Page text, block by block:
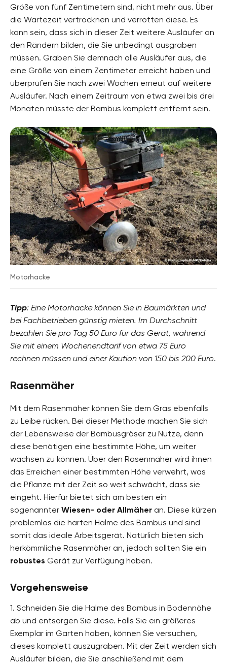
Größe von fünf Zentimetern sind, nicht mehr aus. Über
die Wartezeit vertrocknen und verrotten diese. Es
kann sein, dass sich in dieser Zeit weitere Ausläufer an
den Rändern bilden, die Sie unbedingt ausgraben
müssen. Graben Sie demnach alle Ausläufer aus, die
eine Größe von einem Zentimeter erreicht haben und
überprüfen Sie nach zwei Wochen erneut auf weitere
Ausläufer. Nach einem Zeitraum von etwa zwei bis drei
Monaten müsste der Bambus komplett entfernt sein.
Motorhacke
Tipp: Eine Motorhacke können Sie in Baumärkten und
bei Fachbetrieben günstig mieten. Im Durchschnitt
bezahlen Sie pro Tag 50 Euro für das Gerät, während
Sie mit einem Wochenendtarif von etwa 75 Euro
rechnen müssen und einer Kaution von 150 bis 200 Euro.
Rasenmäher
Mit dem Rasenmäher können Sie dem Gras ebenfalls
zu Leibe rücken. Bei dieser Methode machen Sie sich
der Lebensweise der Bambusgräser zu Nutze, denn
diese benötigen eine bestimmte Höhe, um weiter
wachsen zu können. Über den Rasenmäher wird ihnen
das Erreichen einer bestimmten Höhe verwehrt, was
die Pflanze mit der Zeit so weit schwächt, dass sie
eingeht. Hierfür bietet sich am besten ein
sogenannter Wiesen- oder Allmäher an. Diese kürzen
problemlos die harten Halme des Bambus und sind
somit das ideale Arbeitsgerät. Natürlich bieten sich
herkömmliche Rasenmäher an, jedoch sollten Sie ein
robustes Gerät zur Verfügung haben.
Vorgehensweise
1. Schneiden Sie die Halme des Bambus in Bodennähe
ab und entsorgen Sie diese. Falls Sie ein größeres
Exemplar im Garten haben, können Sie versuchen,
dieses komplett auszugraben. Mit der Zeit werden sich
Ausläufer bilden, die Sie anschließend mit dem